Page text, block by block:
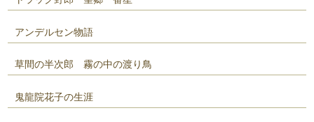
アンデルセン物語
草間の半次郎 霧の中の渡り鳥
鬼龍院花子の生涯